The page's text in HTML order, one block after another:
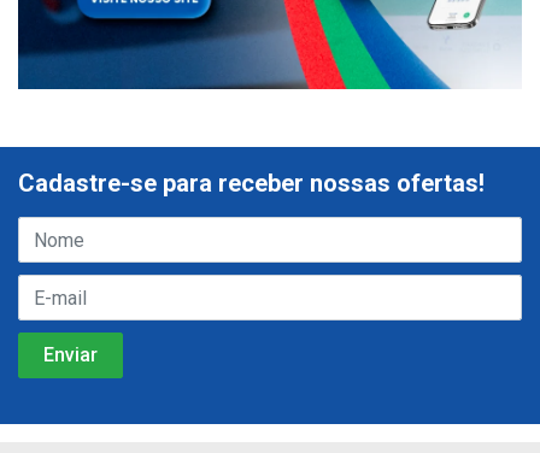
Cadastre-se para receber nossas ofertas!